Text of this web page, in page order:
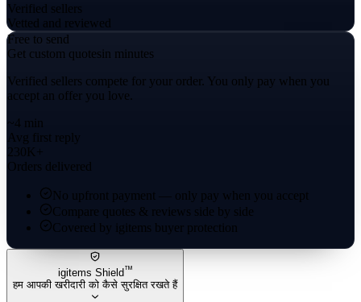
Verified sellers
Vetted and reviewed
Free to send
Get custom quotesin minutes
Verified sellers compete for your order. You only pay when you
accept an offer you love.
~4 min
Avg first reply
230K+
Orders delivered
No upfront payment — only pay when you accept
Compare quotes & reviews side by side
Covered by igitems buyer protection
igitems Shield™
हम आपकी खरीदारी को कैसे सुरक्षित रखते हैं